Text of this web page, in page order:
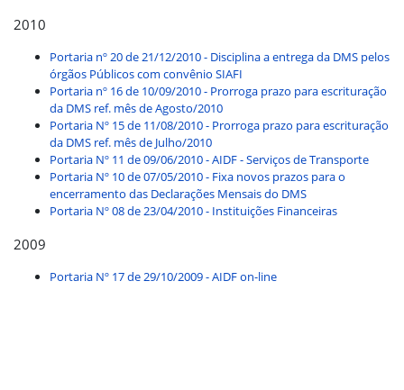
2010
Portaria nº 20 de 21/12/2010 - Disciplina a entrega da DMS pelos
órgãos Públicos com convênio SIAFI
Portaria nº 16 de 10/09/2010 - Prorroga prazo para escrituração
da DMS ref. mês de Agosto/2010
Portaria Nº 15 de 11/08/2010 - Prorroga prazo para escrituração
da DMS ref. mês de Julho/2010
Portaria Nº 11 de 09/06/2010 - AIDF - Serviços de Transporte
Portaria Nº 10 de 07/05/2010 - Fixa novos prazos para o
encerramento das Declarações Mensais do DMS
Portaria Nº 08 de 23/04/2010 - Instituições Financeiras
2009
Portaria Nº 17 de 29/10/2009 - AIDF on-line